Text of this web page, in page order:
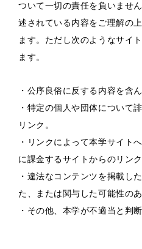
ついて一切の責任を負いませ
述されている内容をご理解の
ます。ただし次のようなサイ
ます。
・公序良俗に反する内容を含
・特定の個人や団体について
リンク。
・リンクによって本学サイト
に課金するサイトからのリンク
・違法なコンテンツを掲載し
た、または関与した可能性の
・その他、本学が不適当と判